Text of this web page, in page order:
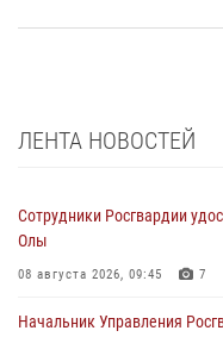
ЛЕНТА НОВОСТЕЙ
Сотрудники Росгвардии
Олы
08 августа 2026, 09:45 7
Начальник Управления